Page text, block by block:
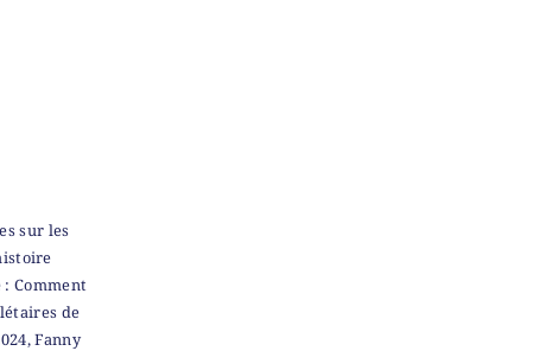
sur les
: Comment
de
Fanny